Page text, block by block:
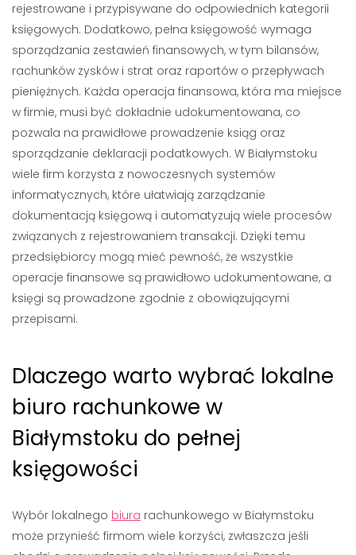
rejestrowane i przypisywane do odpowiednich kategorii
księgowych. Dodatkowo, pełna księgowość wymaga
sporządzania zestawień finansowych, w tym bilansów,
rachunków zysków i strat oraz raportów o przepływach
pieniężnych. Każda operacja finansowa, która ma miejsce
w firmie, musi być dokładnie udokumentowana, co
pozwala na prawidłowe prowadzenie ksiąg oraz
sporządzanie deklaracji podatkowych. W Białymstoku
wiele firm korzysta z nowoczesnych systemów
informatycznych, które ułatwiają zarządzanie
dokumentacją księgową i automatyzują wiele procesów
związanych z rejestrowaniem transakcji. Dzięki temu
przedsiębiorcy mogą mieć pewność, że wszystkie
operacje finansowe są prawidłowo udokumentowane, a
księgi są prowadzone zgodnie z obowiązującymi
przepisami.
Dlaczego warto wybrać lokalne
biuro rachunkowe w
Białymstoku do pełnej
księgowości
Wybór lokalnego biura rachunkowego w Białymstoku
może przynieść firmom wiele korzyści, zwłaszcza jeśli